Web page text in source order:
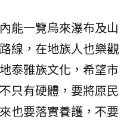
能一覽烏來瀑布及山
線，在地族人也樂觀
泰雅族文化，希望市
只有硬體，要將原民
也要落實養護，不要